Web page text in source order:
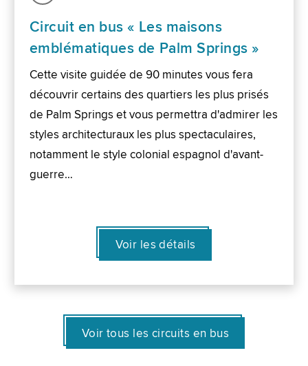
Circuit en bus « Les maisons
emblématiques de Palm Springs »
Cette visite guidée de 90 minutes vous fera
découvrir certains des quartiers les plus prisés
de Palm Springs et vous permettra d'admirer les
styles architecturaux les plus spectaculaires,
notamment le style colonial espagnol d'avant-
guerre…
Voir les détails
Voir tous les circuits en bus